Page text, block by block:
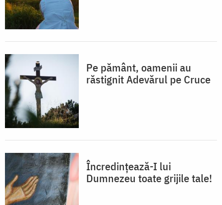
Pe pământ, oamenii au
răstignit Adevărul pe Cruce
Încredințează-I lui
Dumnezeu toate grijile tale!